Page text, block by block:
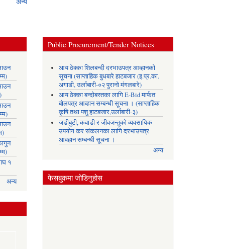
१
अन्य
Public Procurement/Tender Notices
आय ठेक्का शिलबन्दी दरभाउपत्र आव्हानको
सूचना (साप्ताहिक बुधबारे हाटबजार (इ.प्र.का.
अगाडी, उर्लाबारी-०२ पुरानो मंगलबारे)
आय ठेक्का बन्दोबस्तका लागि E-Bid मार्फत
बोलपत्र आव्हान सम्बन्धी सूचना । (साप्ताहिक
कृषि तथा पशु हाटबजार,उर्लाबारी-३)
जडीबुटी, कवाडी र जीवजन्तुको व्यवसायिक
उपयोग कर संकलनका लागि दरभाउपत्र
आवहान सम्बन्धी सूचना ।
अन्य
फेसबुकमा जोडिनुहोस